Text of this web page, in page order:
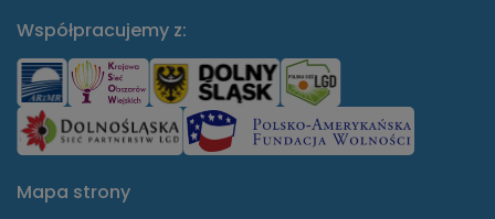
Współpracujemy z:
Mapa strony